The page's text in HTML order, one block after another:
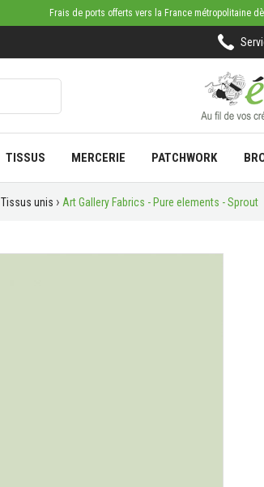
Frais de ports offerts vers la France métropolitaine
TISSUS MERCERIE PATCHWORK
Tissus unis Art Gallery Fabrics - Pure elements - Sprout